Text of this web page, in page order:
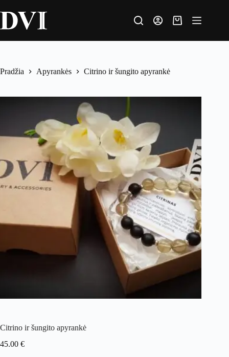
Pradžia Apyrankės Citrino ir šungito apyrankė
Citrino ir šungito apyrankė
45.00 €